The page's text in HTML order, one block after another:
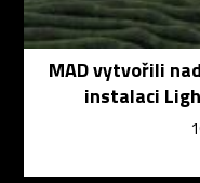
MAD vytvořili
instalaci